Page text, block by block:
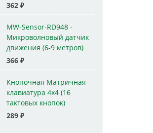
362 ₽
MW-Sensor-RD948 -
Микроволновый датчик
движения (6-9 метров)
366 ₽
Кнопочная Матричная
клавиатура 4x4 (16
тактовых кнопок)
289 ₽